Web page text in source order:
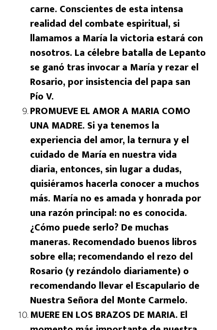
carne. Conscientes de esta intensa
realidad del combate espiritual, si
llamamos a María la victoria estará con
nosotros. La célebre batalla de Lepanto
se ganó tras invocar a María y rezar el
Rosario, por insistencia del papa san
Pío V.
PROMUEVE EL AMOR A MARIA COMO
UNA MADRE. Si ya tenemos la
experiencia del amor, la ternura y el
cuidado de María en nuestra vida
diaria, entonces, sin lugar a dudas,
quisiéramos hacerla conocer a muchos
más. María no es amada y honrada por
una razón principal: no es conocida.
¿Cómo puede serlo? De muchas
maneras. Recomendado buenos libros
sobre ella; recomendando el rezo del
Rosario (y rezándolo diariamente) o
recomendando llevar el Escapulario de
Nuestra Señora del Monte Carmelo.
MUERE EN LOS BRAZOS DE MARIA. El